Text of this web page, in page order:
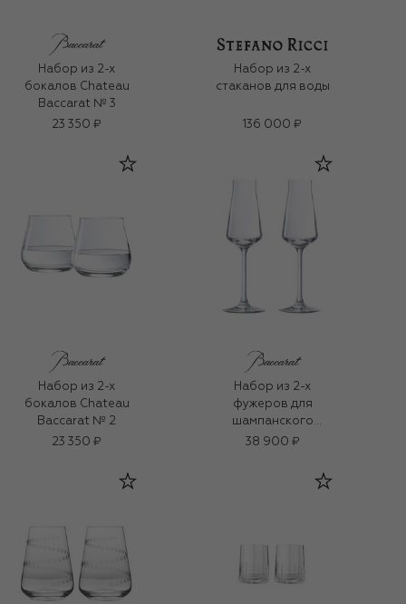
Набор из 2-х
бокалов Chateau
Baccarat № 3
23 350 ₽
Набор из 2-х
стаканов для воды
136 000 ₽
Набор из 2-х
бокалов Chateau
Baccarat № 2
23 350 ₽
Набор из 2-х
фужеров для
шампанского
Chateau Baccarat
38 900 ₽